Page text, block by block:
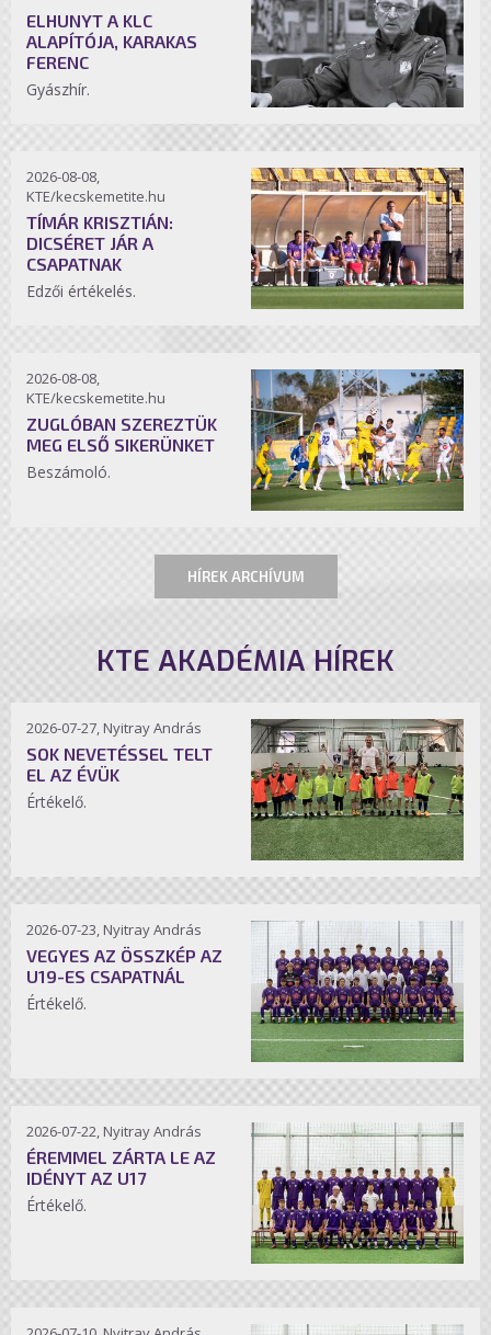
ELHUNYT A KLC
ALAPÍTÓJA, KARAKAS
FERENC
Gyászhír.
2026-08-08,
KTE/kecskemetite.hu
TÍMÁR KRISZTIÁN:
DICSÉRET JÁR A
CSAPATNAK
Edzői értékelés.
2026-08-08,
KTE/kecskemetite.hu
ZUGLÓBAN SZEREZTÜK
MEG ELSŐ SIKERÜNKET
Beszámoló.
HÍREK ARCHÍVUM
KTE AKADÉMIA HÍREK
2026-07-27, Nyitray András
SOK NEVETÉSSEL TELT
EL AZ ÉVÜK
Értékelő.
2026-07-23, Nyitray András
VEGYES AZ ÖSSZKÉP AZ
U19-ES CSAPATNÁL
Értékelő.
2026-07-22, Nyitray András
ÉREMMEL ZÁRTA LE AZ
IDÉNYT AZ U17
Értékelő.